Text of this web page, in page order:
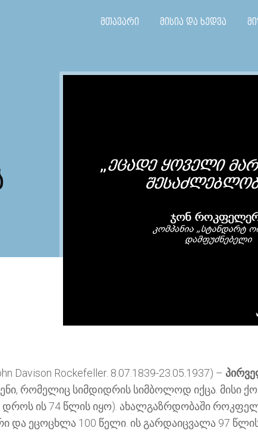
მთავარი მისია და ხედვა
Davison Rockefeller. 8.07.1839-23.05.1937) –
რომელიც სიმდიდრის სიმბოლოდ იქცა. მისი
ის 74 წლის იყო). ახალგაზრდობაში
და ეცოცხლა 100 წელი. ის გარდაიცვალა 97 წლის